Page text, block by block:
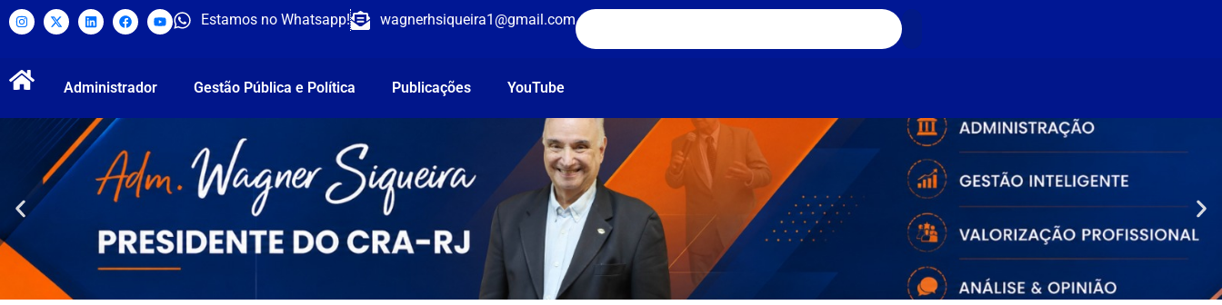
Estamos no Whatsapp! wagnerhsiqueira1@gmail.com
Administrador Gestão Pública e Política Publicações YouTube